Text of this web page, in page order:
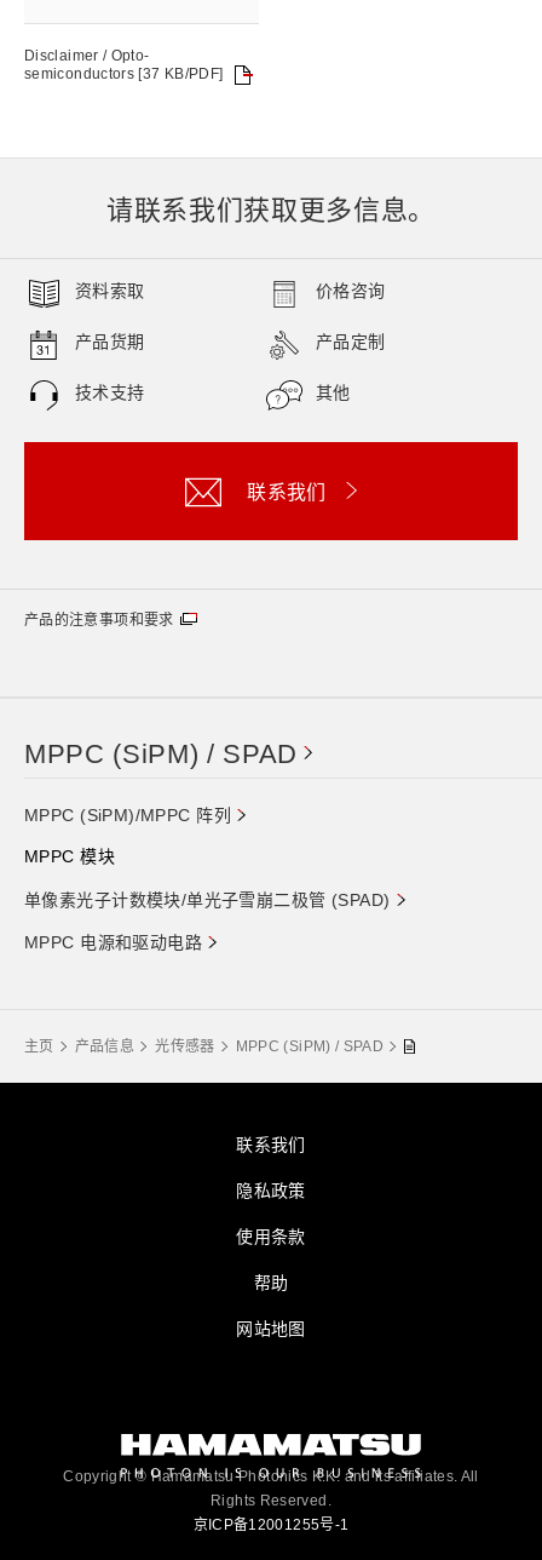
Disclaimer / Opto-
semiconductors [37 KB/PDF]
请联系我们获取更多信息。
资料索取 价格咨询
产品货期 产品定制
技术支持 其他
联系我们
产品的注意事项和要求
MPPC (SiPM) / SPAD
MPPC (SiPM)/MPPC 阵列
MPPC 模块
单像素光子计数模块/单光子雪崩二极管 (SPAD)
MPPC 电源和驱动电路
主页 产品信息 光传感器 MPPC (SiPM) / SPAD
联系我们
隐私政策
使用条款
帮助
网站地图
Copyright © Hamamatsu Photonics K.K. and its affiliates. All
Rights Reserved.
京ICP备12001255号-1